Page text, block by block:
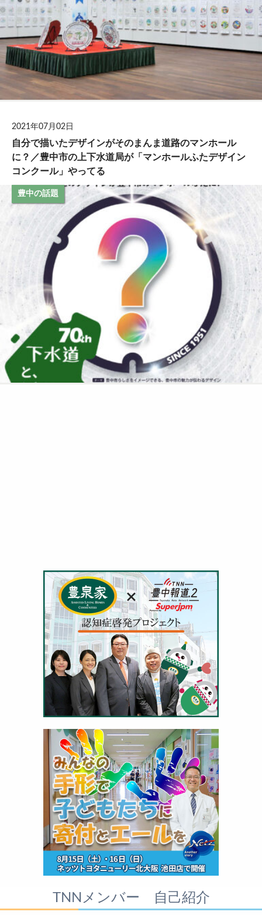
2021年07月02日
自分で描いたデザインがそのまんま道路のマンホール
に？／豊中市の上下水道局が「マンホールふたデザイン
コンクール」やってる
豊中の話題
TNNメンバー 自己紹介